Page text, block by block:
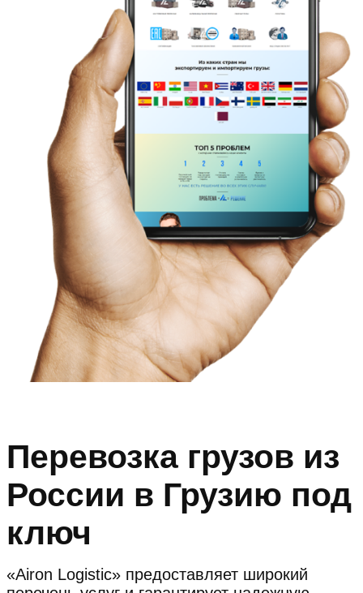
Перевозка грузов из
России в Грузию под
ключ
«Airon Logistic» предоставляет широкий